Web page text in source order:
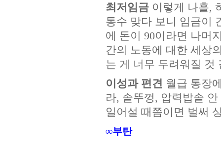
최저임금 이렇게 나흘,
통수 맞다 보니 임금이
에 돈이 90이라면 나머
간의 노동에 대한 세상
는 게 너무 두려워질 것
이성과 편견 월급 통장
라, 솥뚜껑, 압력밥솥
일어설 때쯤이면 벌써
∞부탄